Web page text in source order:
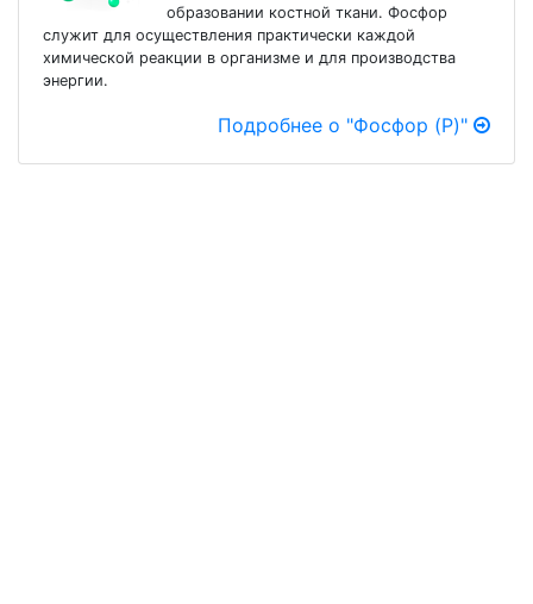
образовании костной ткани. Фосфор
служит для осуществления практически каждой
химической реакции в организме и для производства
энергии.
Подробнее о "Фосфор (P)"